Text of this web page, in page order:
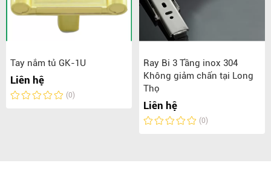
Tay nắm tủ GK-1U
Liên hệ
(0)
Ray Bi 3 Tầng inox 304
Không giảm chấn tại Long
Thọ
Liên hệ
(0)